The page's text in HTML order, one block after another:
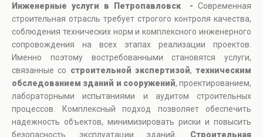
Инженерные услуги в Петропавловск - Современная
строительная отрасль требует строгого контроля качества,
соблюдения технических норм и комплексного инженерного
сопровождения на всех этапах реализации проектов.
Именно поэтому востребованными становятся услуги,
связанные со строительной экспертизой, техническим
обследованием зданий и сооружений, проектированием,
лабораторными испытаниями и аудитом строительных
процессов. Комплексный подход позволяет обеспечить
надежность объектов, минимизировать риски и повысить
безопасность эксплуатации зданий. Строительная